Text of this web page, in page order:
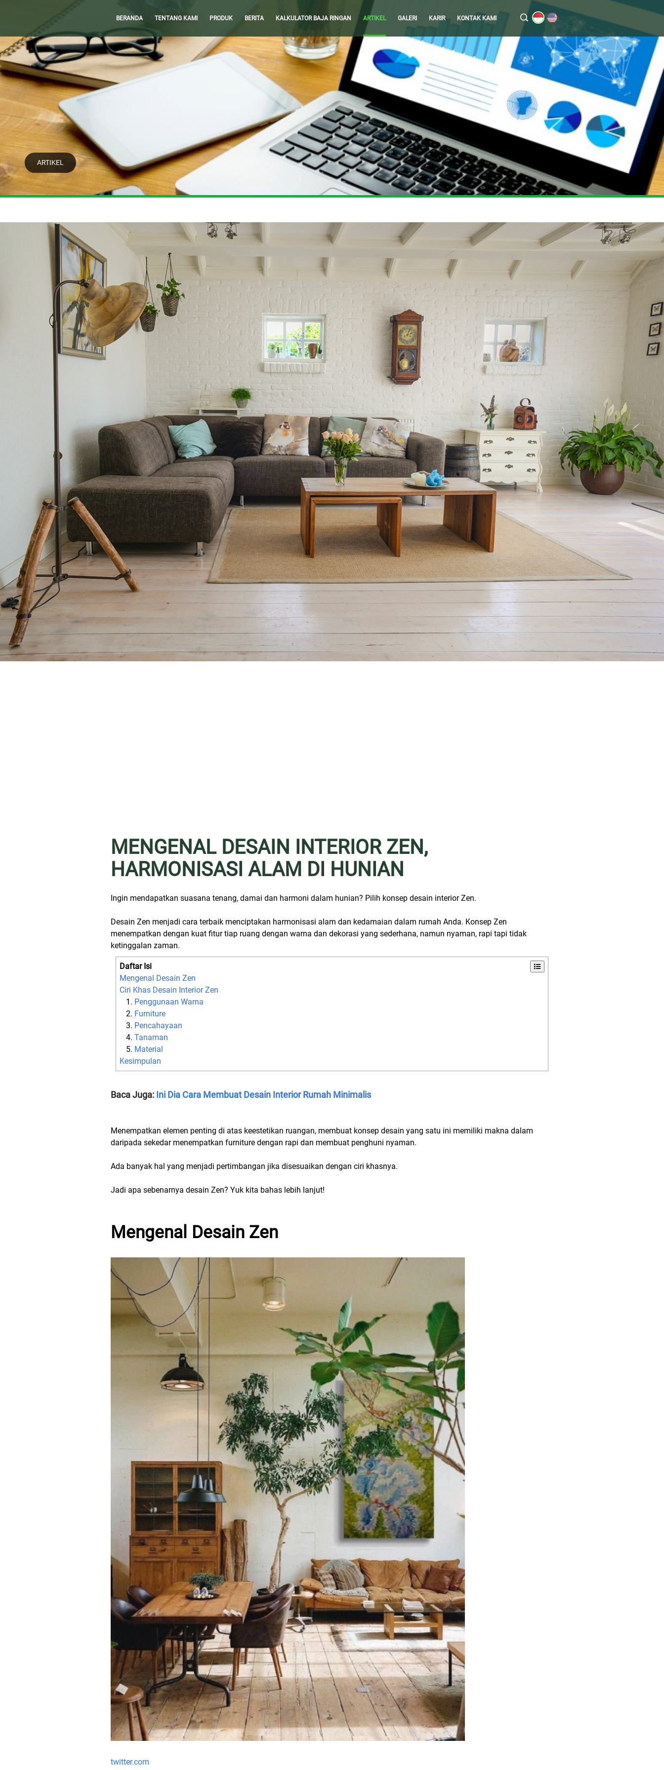
BERANDA TENTANG KAMI PRODUK BERITA KALKULATOR BAJA RINGAN ARTIKEL GALERI KARIR KONTAK KAMI
ARTIKEL
MENGENAL DESAIN INTERIOR ZEN,
HARMONISASI ALAM DI HUNIAN
Ingin mendapatkan suasana tenang, damai dan harmoni dalam hunian? Pilih konsep desain interior Zen.
Desain Zen menjadi cara terbaik menciptakan harmonisasi alam dan kedamaian dalam rumah Anda. Konsep Zen
menempatkan dengan kuat fitur tiap ruang dengan warna dan dekorasi yang sederhana, namun nyaman, rapi tapi tidak
ketinggalan zaman.
Daftar Isi
Mengenal Desain Zen
Ciri Khas Desain Interior Zen
Penggunaan Warna
Furniture
Pencahayaan
Tanaman
Material
Kesimpulan
Baca Juga: Ini Dia Cara Membuat Desain Interior Rumah Minimalis
Menempatkan elemen penting di atas keestetikan ruangan, membuat konsep desain yang satu ini memiliki makna dalam
daripada sekedar menempatkan furniture dengan rapi dan membuat penghuni nyaman.
Ada banyak hal yang menjadi pertimbangan jika disesuaikan dengan ciri khasnya.
Jadi apa sebenarnya desain Zen? Yuk kita bahas lebih lanjut!
Mengenal Desain Zen
twitter.com